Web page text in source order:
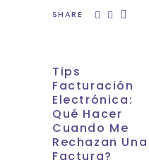
SHARE
Tips
Facturación
Electrónica:
Qué Hacer
Cuando Me
Rechazan Una
Factura?